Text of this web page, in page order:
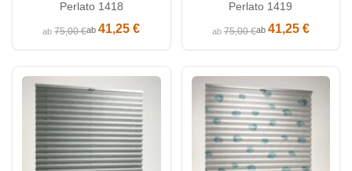
Perlato 1418
ab75,00 €ab41,25 €
Perlato 1419
ab75,00 €ab 41,25 €